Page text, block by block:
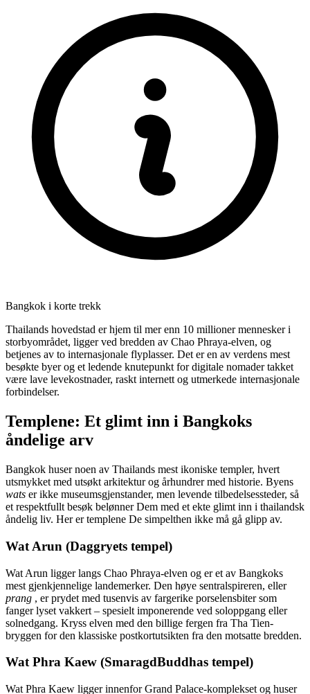
Bangkok i korte trekk
Thailands hovedstad er hjem til mer enn 10 millioner mennesker i
storbyområdet, ligger ved bredden av Chao Phraya-elven, og
betjenes av to internasjonale flyplasser. Det er en av verdens mest
besøkte byer og et ledende knutepunkt for digitale nomader takket
være lave levekostnader, raskt internett og utmerkede internasjonale
forbindelser.
Templene: Et glimt inn i Bangkoks
åndelige arv
Bangkok huser noen av Thailands mest ikoniske templer, hvert
utsmykket med utsøkt arkitektur og århundrer med historie. Byens
wats er ikke museumsgjenstander, men levende tilbedelsessteder, så
et respektfullt besøk belønner Dem med et ekte glimt inn i thailandsk
åndelig liv. Her er templene De simpelthen ikke må gå glipp av.
Wat Arun (Daggryets tempel)
Wat Arun ligger langs Chao Phraya-elven og er et av Bangkoks
mest gjenkjennelige landemerker. Den høye sentralspireren, eller
prang , er prydet med tusenvis av fargerike porselensbiter som
fanger lyset vakkert – spesielt imponerende ved soloppgang eller
solnedgang. Kryss elven med den billige fergen fra Tha Tien-
bryggen for den klassiske postkortutsikten fra den motsatte bredden.
Wat Phra Kaew (SmaragdBuddhas tempel)
Wat Phra Kaew ligger innenfor Grand Palace-komplekset og huser